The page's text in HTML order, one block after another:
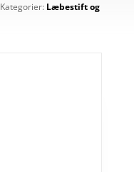
Kategorier: Læbestift og